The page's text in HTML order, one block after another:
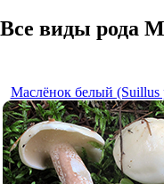
Все виды рода
Маслёнок белый (Suillus